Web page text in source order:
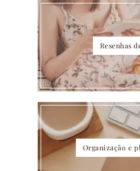
Resenhas
Organização e